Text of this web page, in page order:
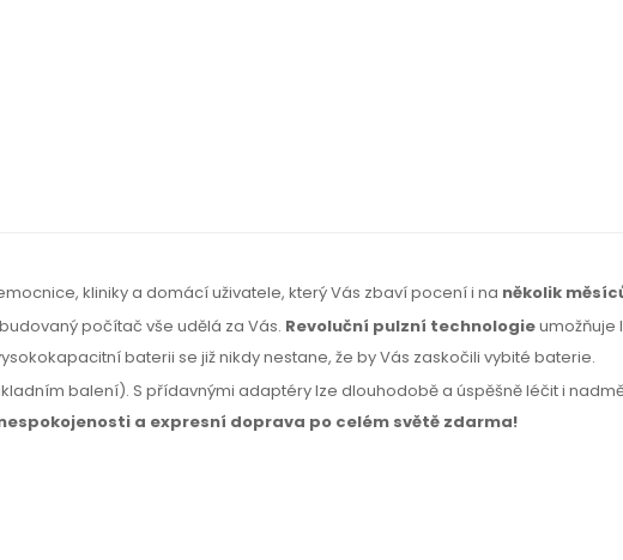
kliniky a domácí uživatele, který Vás zbaví pocení i na několik
počítač vše udělá za Vás. Revoluční pulzní technologieumožňuje
baterii se již nikdy nestane, že by Vás zaskočili vybité baterie.
balení). S přídavnými adaptéry lze dlouhodobě a úspěšně léčit i
a expresní doprava po celém světě zdarma!